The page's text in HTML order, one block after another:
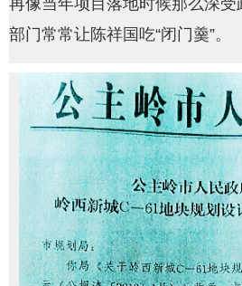
再像当年项目落地时候那么深
部门常常让陈祥国吃“闭门羹”。